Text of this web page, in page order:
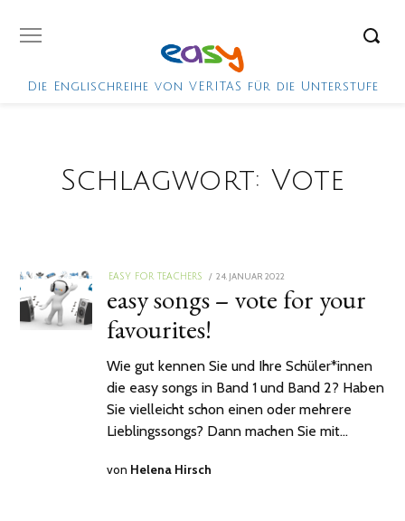
Die Englischreihe von VERITAS für die Unterstufe
Schlagwort: Vote
EASY FOR TEACHERS
POSTED
24. JANUAR 2022
easy songs – vote for your
favourites!
Wie gut kennen Sie und Ihre Schüler*innen
die easy songs in Band 1 und Band 2? Haben
Sie vielleicht schon einen oder mehrere
Lieblingssongs? Dann machen Sie mit…
von Helena Hirsch